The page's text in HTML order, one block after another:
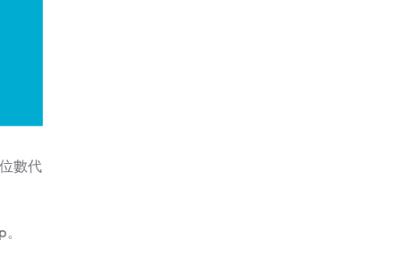
數代